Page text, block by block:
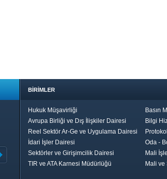
BİRİMLER
Hukuk Müşavirliği
Basın
Avrupa Birliği ve Dış İlişkiler Dairesi
Bilgi
Reel Sektör Ar-Ge ve Uygulama Dairesi
İdari İşler Dairesi
Oda -
Sektörler ve Girişimcilik Dairesi
Mali
TIR ve ATA Karnesi Müdürlüğü
Mali